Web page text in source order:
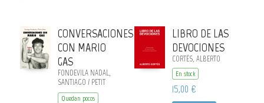
CONVERSACIONES
CON MARIO
GAS
FONDEVILA NADAL,
SANTIAGO / PETIT
BOZZO,
Quedan pocos
LIBRO DE LAS
DEVOCIONES
CORTÉS, ALBERTO
En stock
15,00 €